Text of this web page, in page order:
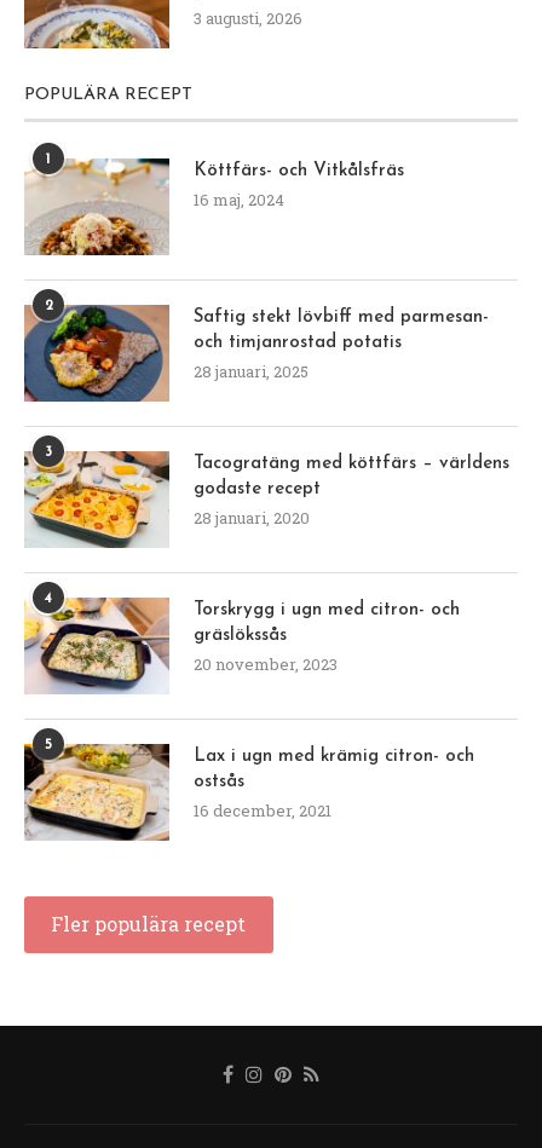
3 augusti, 2026
POPULÄRA RECEPT
Köttfärs- och Vitkålsfräs
16 maj, 2024
2
Saftig stekt lövbiff med parmesan-
och timjanrostad potatis
28 januari, 2025
3
Tacogratäng med köttfärs – världens
godaste recept
28 januari, 2020
4
Torskrygg i ugn med citron- och
gräslökssås
20 november, 2023
5
Lax i ugn med krämig citron- och
ostsås
16 december, 2021
Fler populära recept